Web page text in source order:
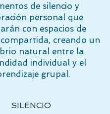
de silencio y
personal que
con espacios de
creando un
natural entre la
individual y el
grupal.
SILENCIO